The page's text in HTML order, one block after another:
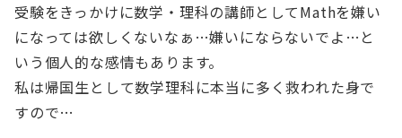
受験をきっかけに数学・理科の講師としてMathを嫌い
になっては欲しくないなぁ…嫌いにならないでよ…と
いう個人的な感情もあります。
私は帰国生として数学理科に本当に多く救われた身で
すので…